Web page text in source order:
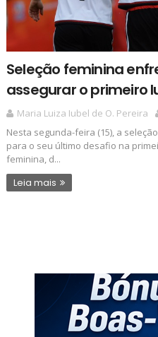
Seleção feminina
assegurar o primeiro
Maria Luiza Iubel de O. Pereira
Nesta segunda-feira (15), a
para o seu último desafio na
feminina, d...
Leia mais